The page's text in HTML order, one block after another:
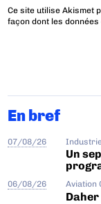
Ce site utilise Akismet
façon dont les
En bref
07/08/26 Industrie
Un
06/08/26 Aviation